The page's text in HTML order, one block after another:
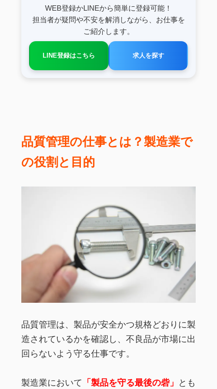
WEB登録かLINEから簡単に登録可能！
担当者が疑問や不安を解消しながら、お仕事を
ご紹介します。
LINE登録はこちら 求人を探す
品質管理の仕事とは？製造業で
の役割と目的
品質管理は、製品が安全かつ規格どおりに製
造されているかを確認し、不良品が市場に出
回らないよう守る仕事です。
製造業において 「製品を守る最後の砦」 とも